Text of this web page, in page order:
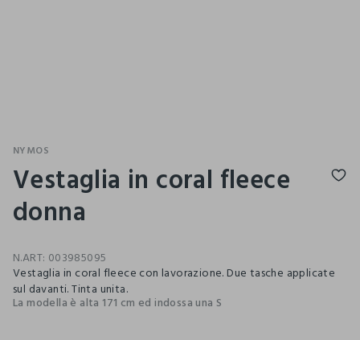
NYMOS
Vestaglia in coral fleece
donna
N.ART: 003985095
Vestaglia in coral fleece con lavorazione. Due tasche applicate
sul davanti. Tinta unita.
La modella è alta 171 cm ed indossa una S